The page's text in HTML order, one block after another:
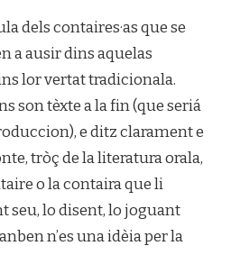
dels contaires·as que se
a ausir dins aquelas
lor vertat tradicionala.
son tèxte a la fin (que seriá
e ditz clarament e
tròç de la literatura orala,
o la contaira que li
seu, lo disent, lo joguant
n’es una idèia per la